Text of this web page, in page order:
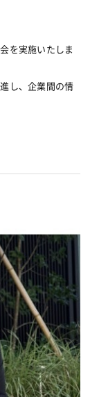
を実施いたしま
し、企業間の情